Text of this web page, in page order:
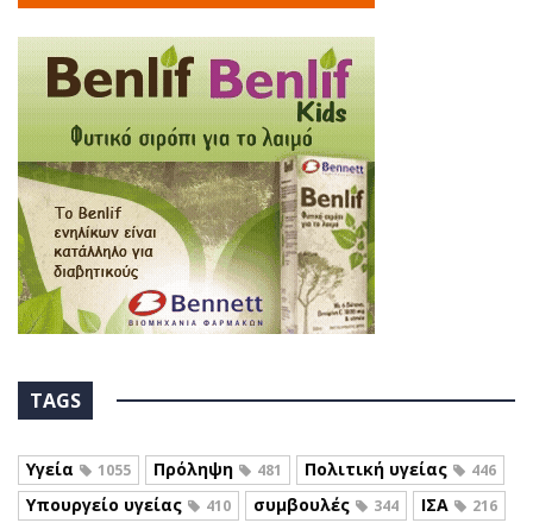
TAGS
Υγεία 1055 Πρόληψη 481 Πολιτική υγείας 446
Υπουργείο υγείας 410 συμβουλές 344 ΙΣΑ 216